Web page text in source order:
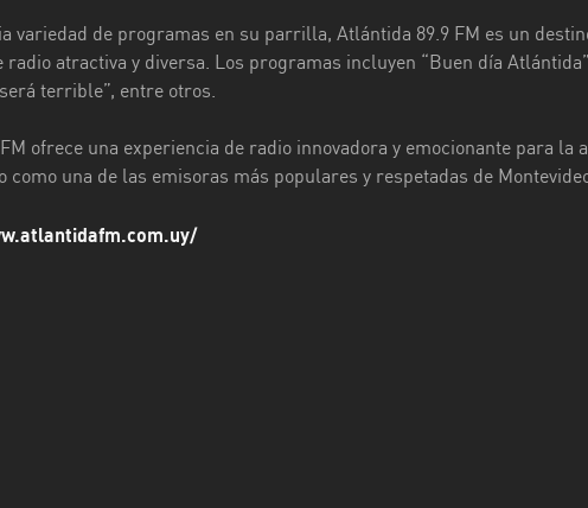
variedad de programas en su parrilla, Atlántida 89.9 FM es un
radio atractiva y diversa. Los programas incluyen “Buen día
terrible”, entre otros.
ofrece una experiencia de radio innovadora y emocionante para
como una de las emisoras más populares y respetadas de